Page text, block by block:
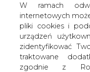
W ramach
internetowych
pliki cookies i
urządzeń
zidentyfikować
traktowane
zgodnie z